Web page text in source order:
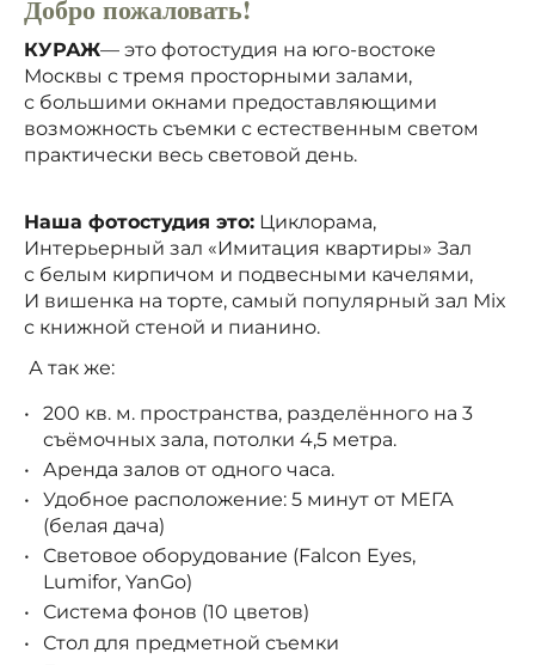
Добро пожаловать!
КУРАЖ— это фотостудия на юго-востоке
Москвы с тремя просторными залами,
с большими окнами предоставляющими
возможность съемки с естественным светом
практически весь световой день.
Наша фотостудия это: Циклорама,
Интерьерный зал «Имитация квартиры» Зал
с белым кирпичом и подвесными качелями,
И вишенка на торте, самый популярный зал Mix
с книжной стеной и пианино.
А так же:
200 кв. м. пространства, разделённого на 3
съёмочных зала, потолки 4,5 метра.
Аренда залов от одного часа.
Удобное расположение: 5 минут от МЕГА
(белая дача)
Световое оборудование (Falcon Eyes,
Lumifor, YanGo)
Система фонов (10 цветов)
Стол для предметной съемки